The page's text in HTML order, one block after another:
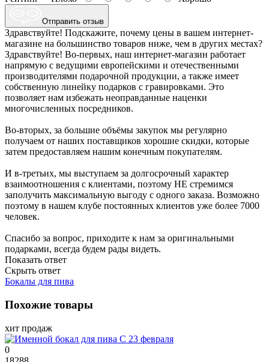
Отправить отзыв
Здравствуйте! Подскажите, почему цены в вашем интернет-
магазине на большинство товаров ниже, чем в других местах?
Здравствуйте! Во-первых, наш интернет-магазин работает
напрямую с ведущими европейскими и отечественными
производителями подарочной продукции, а также имеет
собственную линейку подарков с гравировками. Это
позволяет нам избежать неоправданные наценки
многочисленных посредников.
Во-вторых, за большие объёмы закупок мы регулярно
получаем от наших поставщиков хорошие скидки, которые
затем предоставляем нашим конечным покупателям.
И в-третьих, мы выступаем за долгосрочный характер
взаимоотношения с клиентами, поэтому НЕ стремимся
заполучить максимальную выгоду с одного заказа. Возможно
поэтому в нашем клубе постоянных клиентов уже более 7000
человек.
Спасибо за вопрос, приходите к нам за оригинальными
подарками, всегда будем рады видеть.
Показать ответ
Скрыть ответ
Бокалы для пива
Похожие товары
хит продаж
0